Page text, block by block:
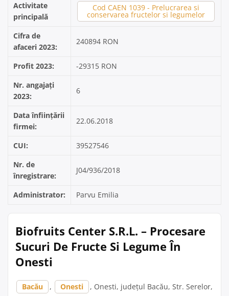
Activitate
principală
Cod CAEN 1039 - Prelucrarea si
conservarea fructelor si legumelor
Cifra de
afaceri 2023:
240894 RON
Profit 2023:
-29315 RON
Nr. angajați
2023:
6
Data înființării
firmei:
22.06.2018
CUI:
39527546
Nr. de
înregistrare:
J04/936/2018
Administrator: Parvu Emilia
Biofruits Center S.R.L. – Procesare
Sucuri De Fructe Si Legume În
Onesti
Bacău , Onesti
, Onesti, județul Bacău, Str. Serelor,